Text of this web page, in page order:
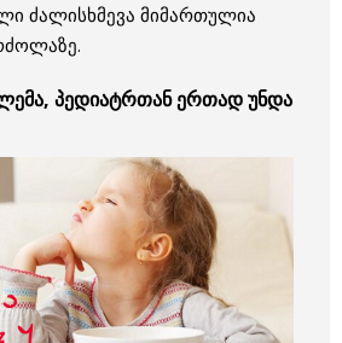
ძალისხმევა მიმართულია
პედიატრთან ერთად უნდა